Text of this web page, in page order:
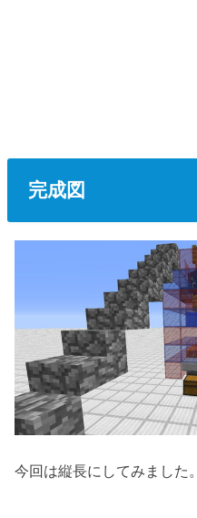
完成図
今回は縦長にしてみました。